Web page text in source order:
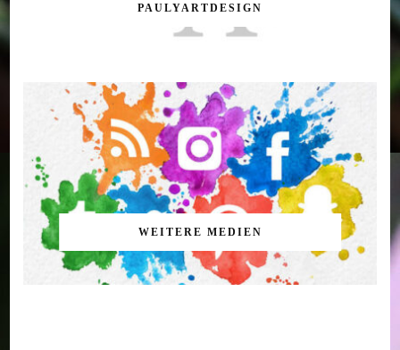
PAULYARTDESIGN
WEITERE MEDIEN